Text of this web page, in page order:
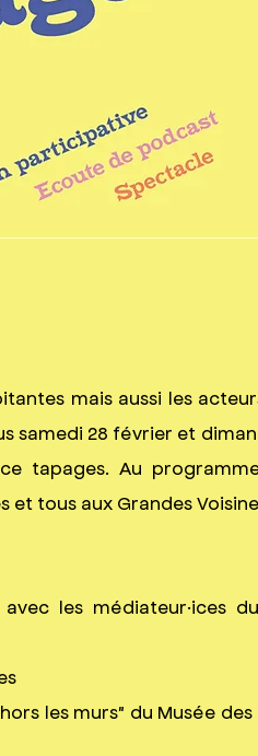
mais aussi les
samedi 28 février et
tapages. Au
tous aux Grandes
avec les médiateur·ices
les murs" du Musée